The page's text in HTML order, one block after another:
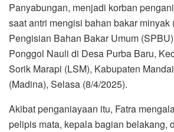
Panyabungan, menjadi korban
saat antri mengisi bahan bakar minyak
Pengisian Bahan Bakar Umum
Ponggol Nauli di Desa Purba Baru,
Sorik Marapi (LSM), Kabupaten
(Madina), Selasa (8/4/2025).
Akibat penganiayaan itu, Fatra
pelipis mata, kepala bagian belakang,